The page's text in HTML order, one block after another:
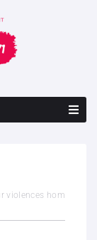
violences hom